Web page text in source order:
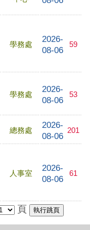
學務處
2026-
08-06
59
學務處
2026-
08-06
53
總務處
2026-
08-06
201
人事室
2026-
08-06
61
頁